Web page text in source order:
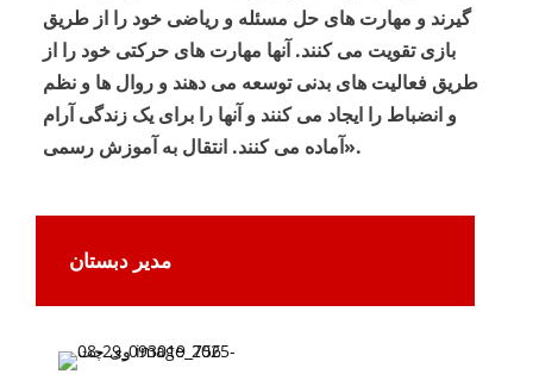
گیرند و مهارت های حل مسئله و ریاضی خود را از طریق
بازی تقویت می کنند. آنها مهارت های حرکتی خود را از
طریق فعالیت های بدنی توسعه می دهند و روال ها و نظم
و انضباط را ایجاد می کنند و آنها را برای یک زندگی آرام
آماده می کنند. انتقال به آموزش رسمی».
مدیر دبستان